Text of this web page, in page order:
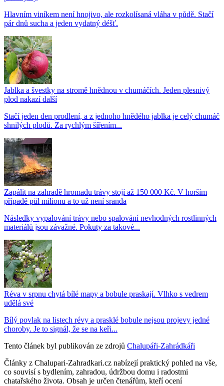
Hlavním viníkem není hnojivo, ale rozkolísaná vláha v půdě. Stačí
pár dnů sucha a jeden vydatný déšť.
Jablka a švestky na stromě hnědnou v chumáčích. Jeden plesnivý
plod nakazí další
Stačí jeden den prodlení, a z jednoho hnědého jablka je celý chumáč
shnilých plodů. Za rychlým šířením...
Zapálit na zahradě hromadu trávy stojí až 150 000 Kč. V horším
případě půl milionu a to už není sranda
Následky vypalování trávy nebo spalování nevhodných rostlinných
materiálů jsou závažné. Pokuty za takové...
Réva v srpnu chytá bílé mapy a bobule praskají. Vlhko s vedrem
udělá své
Bílý povlak na listech révy a prasklé bobule nejsou projevy jedné
choroby. Je to signál, že se na keři...
Tento článek byl publikován ze zdrojů Chalupáři-Zahrádkáři
Články z Chalupari-Zahradkari.cz nabízejí praktický pohled na vše,
co souvisí s bydlením, zahradou, údržbou domu i radostmi
chatařského života. Obsah je určen čtenářům, kteří ocení